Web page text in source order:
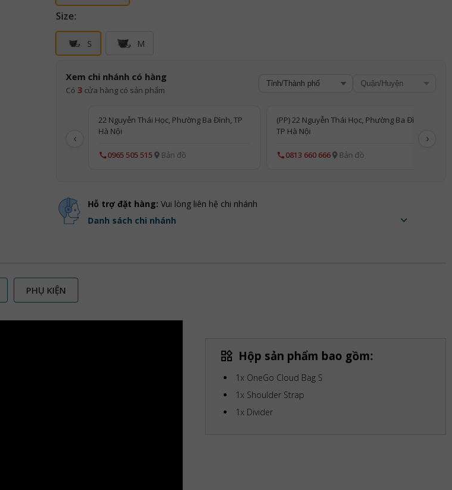
Size:
S M
Xem chi nhánh có hàng
Có 3 cửa hàng có sản phẩm
‹
22 Nguyễn Thái Học, Phường Ba Đình, TP
Hà Nội
0965 505 515 Bản đồ
(PP) 22 Nguyễn Thái Học, Phường Ba Đình,
TP Hà Nội
0813 660 666 Bản đồ
›
Hỗ trợ đặt hàng: Vui lòng liên hệ chi nhánh
Danh sách chi nhánh
PHỤ KIỆN
Hộp sản phẩm bao gồm:
1x OneGo Cloud Bag S
1x Shoulder Strap
1x Divider